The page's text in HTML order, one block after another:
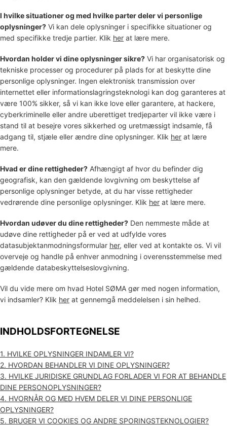
I hvilke situationer og med hvilkeparter deler vi personlige
oplysninger? Vi kan dele oplysninger i specifikke situationer og
med specifikke tredje partier. Klik her at lære mere.
Hvordan holder vi dine oplysninger sikre? Vi har organisatorisk og
tekniske processer og procedurer på plads for at beskytte dine
personlige oplysninger. Ingen elektronisk transmission over
internettet eller informationslagringsteknologi kan dog garanteres at
være 100% sikker, så vi kan ikke love eller garantere, at hackere,
cyberkriminelle eller andre uberettiget tredjeparter vil ikke være i
stand til at besejre vores sikkerhed og uretmæssigt indsamle, få
adgang til, stjæle eller ændre dine oplysninger. Klik her at lære
mere.
Hvad er dine rettigheder? Afhængigt af hvor du befinder dig
geografisk, kan den gældende lovgivning om beskyttelse af
personlige oplysninger betyde, at du har visse rettigheder
vedrørende dine personlige oplysninger. Klik her at lære mere.
Hvordan udøver du dine rettigheder? Den nemmeste måde at
udøve dine rettigheder på er ved at udfylde vores
datasubjektanmodningsformular her, eller ved at kontakte os. Vi vil
overveje og handle på enhver anmodning i overensstemmelse med
gældende databeskyttelseslovgivning.
Vil du vide mere om hvad Hotel SØMA gør med nogen information,
vi indsamler? Klik her at gennemgå meddelelsen i sin helhed.
INDHOLDSFORTEGNELSE
1. HVILKE OPLYSNINGER INDAMLER VI?
2. HVORDAN BEHANDLER VI DINE OPLYSNINGER?
3. HVILKE JURIDISKE GRUNDLAG FORLADER VI FOR AT BEHANDLE
DINE PERSONOPLYSNINGER?
4. HVORNÅR OG MED HVEM DELER VI DINE PERSONLIGE
OPLYSNINGER?
5. BRUGER VI COOKIES OG ANDRE SPORINGSTEKNOLOGIER?